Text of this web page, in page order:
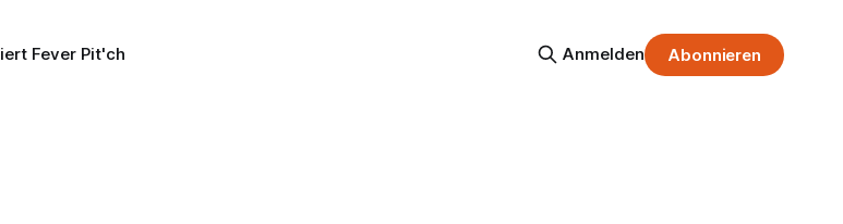
Fever Pit'ch Anmelden Abonnieren